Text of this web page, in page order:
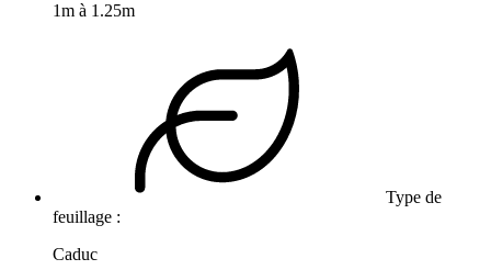
1m à 1.25m
Type de
feuillage :
Caduc